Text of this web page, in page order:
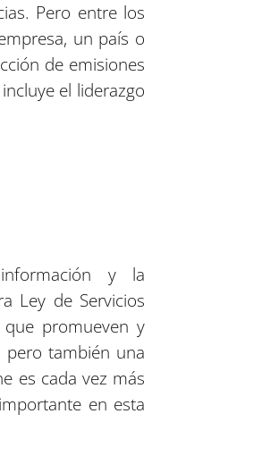
Pero entre los
un país o
de emisiones
el liderazgo
y la
Ley de Servicios
promueven y
pero también una
es cada vez más
en esta